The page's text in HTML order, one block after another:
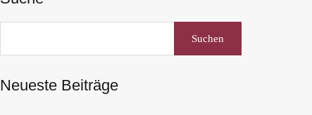
nach:
Neueste Beiträge